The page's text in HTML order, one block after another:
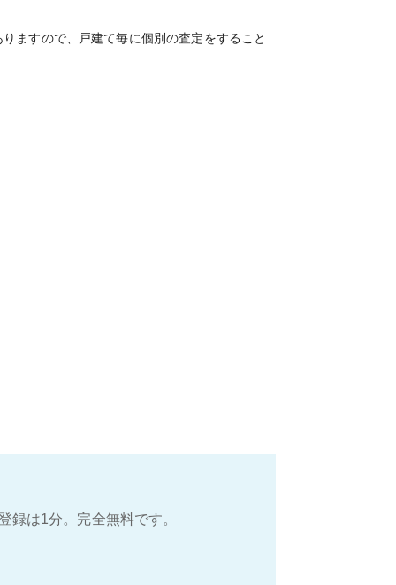
ますので、戸建て毎に個別の査定をすること
録は1分。完全無料です。